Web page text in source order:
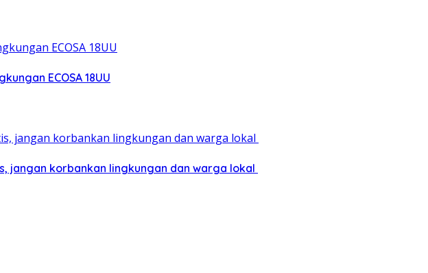
ECOSA 18UU
jangan korbankan lingkungan dan warga lokal